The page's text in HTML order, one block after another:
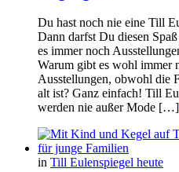
Du hast noch nie eine Till
Dann darfst Du diesen
es immer noch
Warum gibt es wohl immer
Ausstellungen, obwohl die
alt ist? Ganz einfach! Till
werden nie außer Mode […]
in Till Eulenspiegel heute